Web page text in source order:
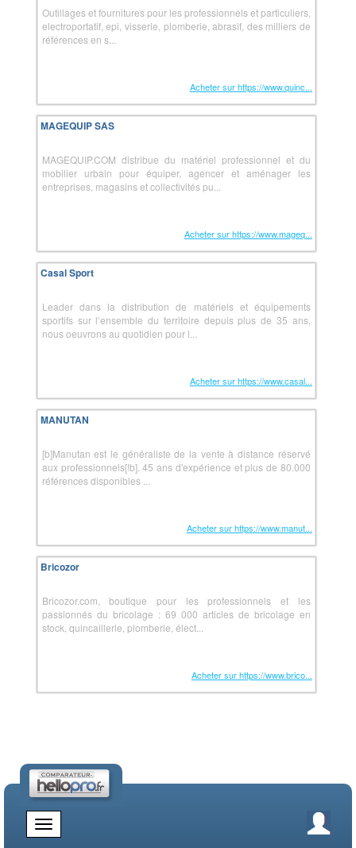
Outillages et fournitures pour les professionnels et particuliers,
electroportatif, epi, visserie, plomberie, abrasif, des milliers de
références en s...
Acheter sur https://www.quinc...
MAGEQUIP SAS
MAGEQUIP.COM distribue du matériel professionnel et du
mobilier urbain pour équiper, agencer et aménager les
entreprises, magasins et collectivités pu...
Acheter sur https://www.mageq...
Casal Sport
Leader dans la distribution de matériels et équipements
sportifs sur l’ensemble du territoire depuis plus de 35 ans,
nous oeuvrons au quotidien pour l...
Acheter sur https://www.casal...
MANUTAN
[b]Manutan est le généraliste de la vente à distance réservé
aux professionnels[!b]. 45 ans d'expérience et plus de 80.000
références disponibles ...
Acheter sur https://www.manut...
Bricozor
Bricozor.com, boutique pour les professionnels et les
passionnés du bricolage : 69 000 articles de bricolage en
stock, quincaillerie, plomberie, élect...
Acheter sur https://www.brico...